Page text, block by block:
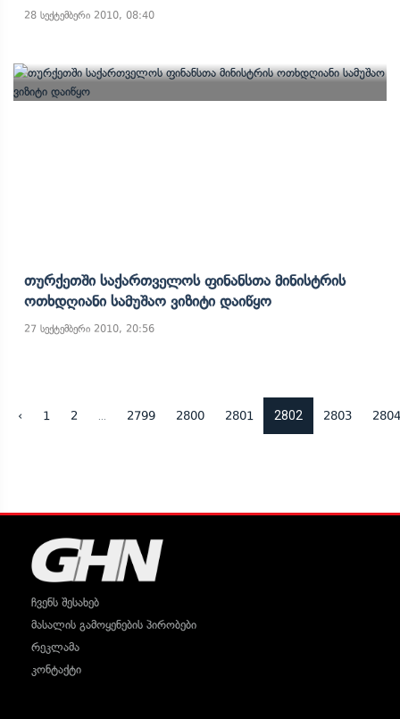
28 სექტემბერი 2010, 08:40
Თურქეთში Საქართველოს Ფინანსთა Მინისტრის
Ოთხდღიანი Სამუშაო Ვიზიტი Დაიწყო
27 სექტემბერი 2010, 20:56
‹ 1 2 2799 2800 2801 2802 2803 2804
ჩვენს შესახებ
მასალის გამოყენების პირობები
რეკლამა
კონტაქტი